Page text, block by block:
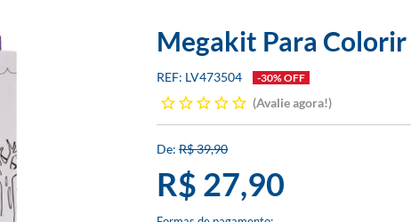
Megakit Para
LV473504 -30% OFF
Avalie agora!
R$ 39,90
R$ 27,90